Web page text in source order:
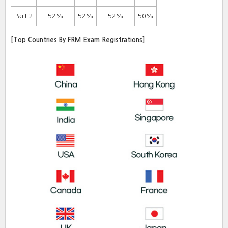
Part 2 52% 52% 52% 50%
[Top Countries By FRM Exam Registrations]